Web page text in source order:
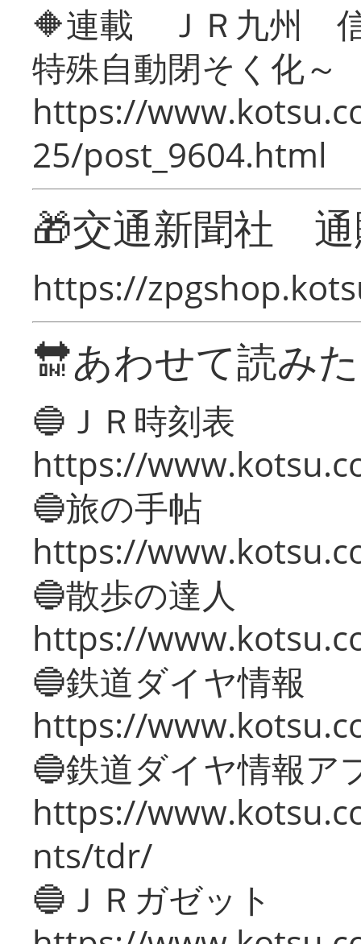
🔶連載 ＪＲ九州 信
特殊自動閉そく化～
https://
25/post_9604.html
🎁交通新聞社
https://
🔛あわせて読み
🔵ＪＲ時刻表
https://
🔵旅の手帖
https://
🔵散歩の達人
https://
🔵鉄道ダイヤ情報
https://
🔵鉄道ダイヤ情報ア
https://
nts/tdr/
🔵ＪＲガゼット